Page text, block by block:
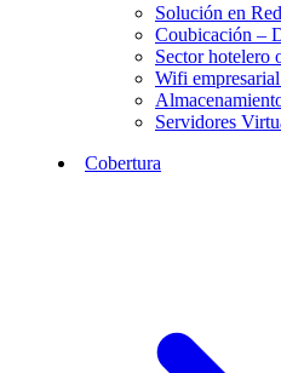
Solución en
Coubicación –
Sector hotelero
Wifi
Servidores
Cobertura